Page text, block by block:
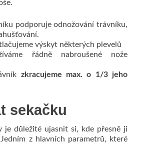
podporuje odnožování trávníku,
výskyt některých plevelů
řádně nabroušené nože
zkracujeme max. o 1/3 jeho
sekačku
je důležité ujasnit si, kde přesně ji
z hlavních parametrů, které